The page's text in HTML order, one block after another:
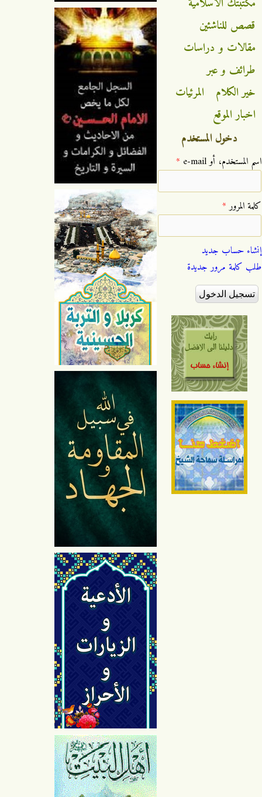
قصص للناشئين
مقالات و دراسات
طرائف و عبر
خير الكلام
المرئيات
اخبار الموقع
دخول المستخدم
‏اسم المستخدم، أو e-mail ‏ *
‏كلمة المرور ‏*
إنشاء حساب جديد
طلب كلمة مرور جديدة